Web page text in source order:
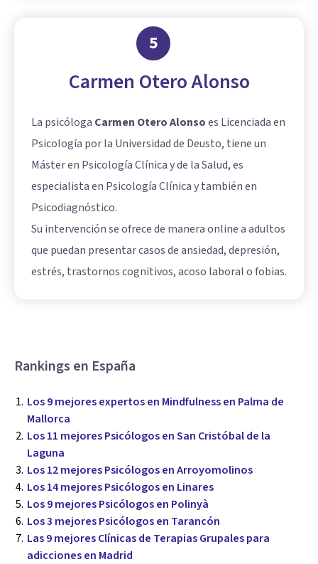
5
Carmen Otero Alonso
La psicóloga Carmen Otero Alonsoes Licenciada en
Psicología por la Universidad de Deusto, tiene un
Máster en Psicología Clínica y de la Salud, es
especialista en Psicología Clínica y también en
Psicodiagnóstico.
Su intervención se ofrece de manera online a adultos
que puedan presentar casos de ansiedad, depresión,
estrés, trastornos cognitivos, acoso laboral o fobias.
Rankings en España
Los 9 mejores expertos en Mindfulness en Palma de
Mallorca
Los 11 mejores Psicólogos en San Cristóbal de la
Laguna
Los 12 mejores Psicólogos en Arroyomolinos
Los 14 mejores Psicólogos en Linares
Los 9 mejores Psicólogos en Polinyà
Los 3 mejores Psicólogos en Tarancón
Las 9 mejores Clínicas de Terapias Grupales para
adicciones en Madrid